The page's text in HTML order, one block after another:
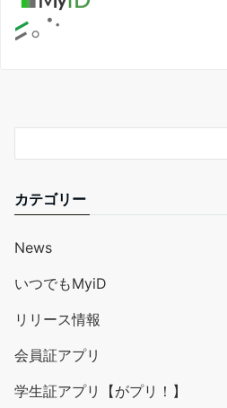
カテゴリー
News
いつでもMyiD
リリース情報
会員証アプリ
学生証アプリ【がプリ！】